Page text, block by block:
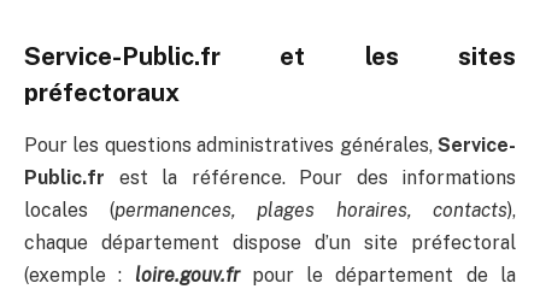
Service-Public.fr et les sites
préfectoraux
Pour les questions administratives générales, Service-
Public.fr est la référence. Pour des informations
locales (permanences, plages horaires, contacts),
chaque département dispose d’un site préfectoral
(exemple : loire.gouv.frpour le département de la